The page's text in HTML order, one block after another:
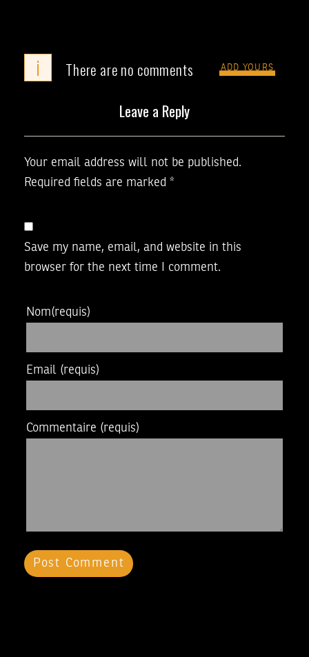
i There are no comments ADD YOURS
Leave a Reply
Your email address will not be published.
Required fields are marked *
Save my name, email, and website in this
browser for the next time I comment.
Nom(requis)
Email (requis)
Commentaire (requis)